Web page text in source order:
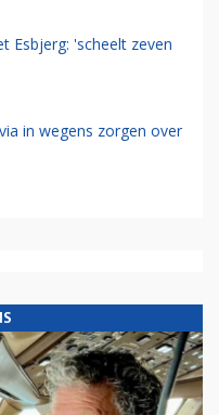
Esbjerg: 'scheelt zeven
in wegens zorgen over